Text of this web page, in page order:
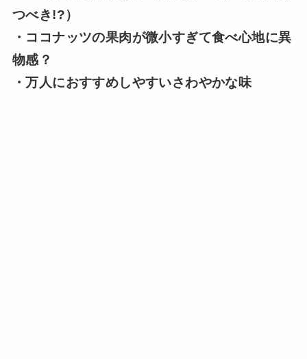
つべき!?）
・ココナッツの果肉が微小すぎて食べ心地に異
物感？
・万人におすすめしやすいさわやかな味